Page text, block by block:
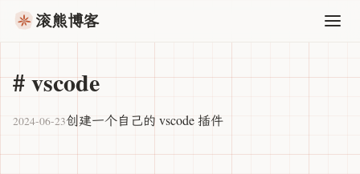
滚熊博客
#vscode
2024-06-23创建一个自己的 vscode 插件